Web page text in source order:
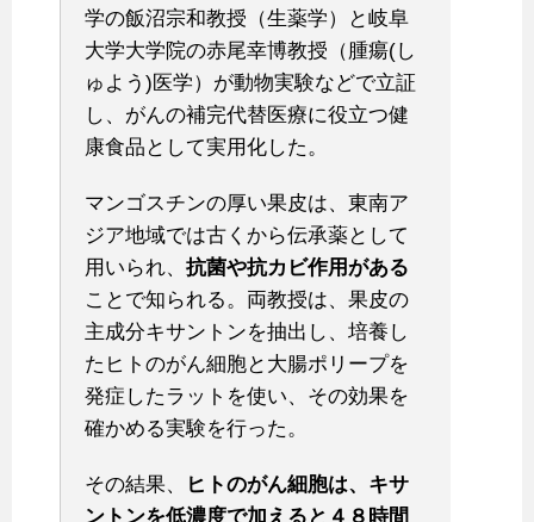
学の飯沼宗和教授（生薬学）と岐阜
大学大学院の赤尾幸博教授（腫瘍(し
ゅよう)医学）が動物実験などで立証
し、がんの補完代替医療に役立つ健
康食品として実用化した。
マンゴスチンの厚い果皮は、東南ア
ジア地域では古くから伝承薬として
用いられ、 抗菌や抗カビ作用がある
ことで知られる。両教授は、果皮の
主成分キサントンを抽出し、培養し
たヒトのがん細胞と大腸ポリープを
発症したラットを使い、その効果を
確かめる実験を行った。
その結果、
ヒトのがん細胞は、キサ
ントンを低濃度で加えると４８時間